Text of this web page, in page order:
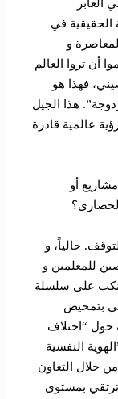
العابر
في
و
أن تروا العالم
فهذا هو
هذا الجيل
عالمية قادرة
أو
حالياً، و
للمعلمين و
على سلسلة
بتمحيص
حول “اختلاف
النفسية
خلال التعاون
بمستوى